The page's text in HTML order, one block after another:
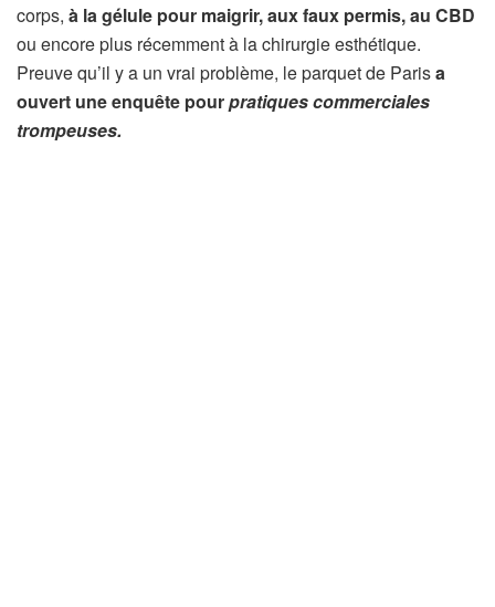
corps, à la gélule pour maigrir, aux faux permis, au CBD
ou encore plus récemment à la chirurgie esthétique.
Preuve qu’il y a un vrai problème, le parquet de Parisa
ouvert une enquête pourpratiques commerciales
trompeuses.